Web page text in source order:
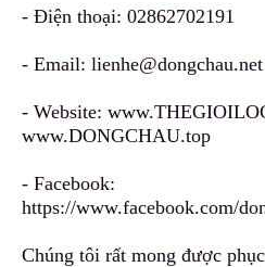
- Điện thoại: 02862702191
- Email: lienhe@dongchau.net
- Website:
www.DONGCHAU.top
- Facebook:
https://www.facebook.com/
Chúng tôi rất mong được